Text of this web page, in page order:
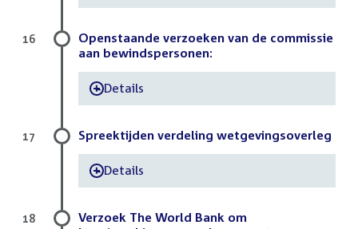
Openstaande verzoeken van de commissie
aan bewindspersonen:
-Details
16
Spreektijden verdeling wetgevingsoverleg
-Details
17
Verzoek The World Bank om
18